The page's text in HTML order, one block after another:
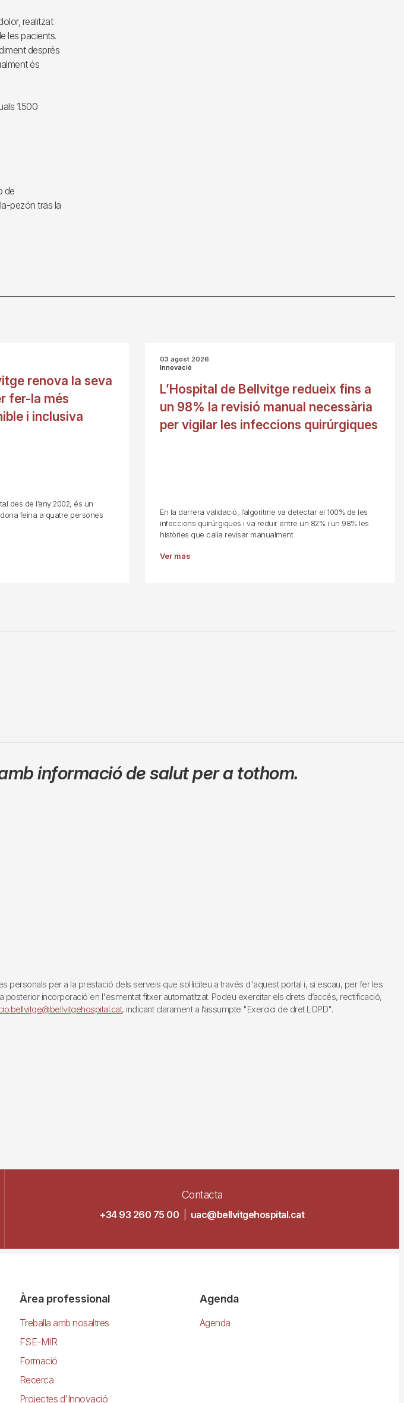
realitzat
les pacients.
després
és
1.500
de
pezón tras la
renova la seva
fer-la més
i inclusiva
des de l’any 2002, és un
feina a quatre persones
03 agost 2026
Innovació
L’Hospital de Bellvitge redueix fins a
un 98% la revisió manual necessària
per vigilar les infeccions quirúrgiques
En la darrera validació, l’algoritme va detectar el 100% de les
infeccions quirúrgiques i va reduir entre un 82% i un 98% les
històries que calia revisar manualment
Ver más
informació de salut per a tothom.
per a la prestació dels serveis que sol·liciteu a través d'aquest portal i, si escau, per fer les
incorporació en l'esmentat fitxer automatitzat. Podeu exercitar els drets d’accés, rectificació,
, indicant clarament a l’assumpte "Exercici de dret LOPD".
Contacta
+34 93 260 75 00 uac@bellvitgehospital.cat
Àrea professional
Treballa amb nosaltres
FSE-MIR
Formació
Recerca
Projectes d'Innovació
Agenda
Agenda